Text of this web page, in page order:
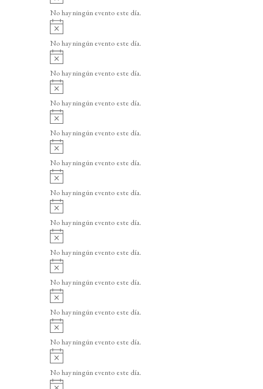
o
v
i
o
No hay ningún evento este día.
A
v
i
o
No hay ningún evento este día.
A
v
i
o
No hay ningún evento este día.
A
v
i
o
No hay ningún evento este día.
v
i
o
No hay ningún evento este día.
v
i
o
No hay ningún evento este día.
v
i
o
No hay ningún evento este día.
v
i
o
No hay ningún evento este día.
v
i
o
No hay ningún evento este día.
v
i
o
No hay ningún evento este día.
v
i
o
No hay ningún evento este día.
v
i
o
No hay ningún evento este día.
A
v
i
No hay ningún evento este día.
A